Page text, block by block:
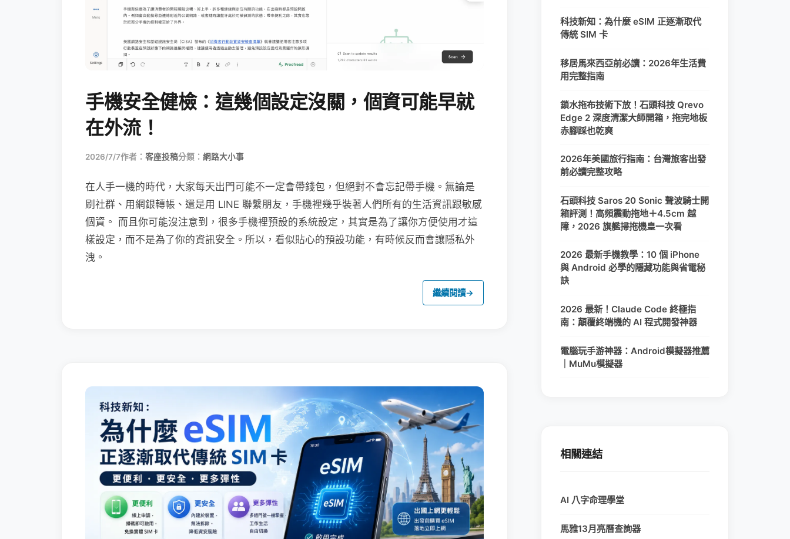
手機安全健檢：這幾個設定沒關，個資可能早就
在外流！
2026/7/7作者： 客座投稿分類： 網路大小事
在人手一機的時代，大家每天出門可能不一定會帶錢包，但絕對不會忘記帶手機。無論是
刷社群、用網銀轉帳、還是用 LINE 聯繫朋友，手機裡幾乎裝著人們所有的生活資訊跟敏感
個資。 而且你可能沒注意到，很多手機裡預設的系統設定，其實是為了讓你方便使用才這
樣設定，而不是為了你的資訊安全。所以，看似貼心的預設功能，有時候反而會讓隱私外
洩。
繼續閱讀→
科技新知：為什麼 eSIM 正逐漸取代
傳統 SIM 卡
移居馬來西亞前必讀：2026年生活費
用完整指南
鎖水拖布技術下放！石頭科技 Qrevo
Edge 2 深度清潔大師開箱，拖完地板
赤腳踩也乾爽
2026年美國旅行指南：台灣旅客出發
前必讀完整攻略
石頭科技 Saros 20 Sonic 聲波騎士開
箱評測！高頻震動拖地＋4.5cm 越
障，2026 旗艦掃拖機皇一次看
2026 最新手機教學：10 個 iPhone
與 Android 必學的隱藏功能與省電秘
訣
2026 最新！Claude Code 終極指
南：顛覆終端機的 AI 程式開發神器
電腦玩手游神器：Android模擬器推薦
｜MuMu模擬器
相關連結
AI 八字命理學堂
馬雅13月亮曆查詢器